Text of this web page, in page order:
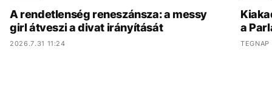
A rendetlenség reneszánsza: a messy
girl átveszi a divat irányítását
2026.7.31 11:24
a